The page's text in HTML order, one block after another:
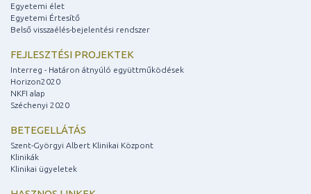
Egyetemi élet
Egyetemi Értesítő
Belső visszaélés-bejelentési rendszer
FEJLESZTÉSI PROJEKTEK
Interreg - Határon átnyúló együttműködések
Horizon2020
NKFI alap
Széchenyi 2020
BETEGELLÁTÁS
Szent-Györgyi Albert Klinikai Központ
Klinikák
Klinikai ügyeletek